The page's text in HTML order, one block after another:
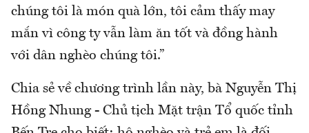
chúng tôi là món quà lớn, tôi cảm thấy may
mắn vì công ty vẫn làm ăn tốt và đồng hành
với dân nghèo chúng tôi.”
Chia sẻ về chương trình lần này, bà Nguyễn Thị
Hồng Nhung - Chủ tịch Mặt trận Tổ quốc tỉnh